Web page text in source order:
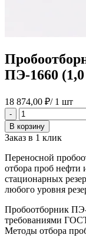
ПЭ-1660
18 874,00 ₽/ 1 шт
-
Количество
товара
Пробоотборник
для
нефти
и
масел
ПЭ-1660
л.)
В корзину
Заказ в 1 клик
Переносной
отбора проб нефти
стационарных
любого уровня
Пробоотборник ПЭ-
требованиями
Методы отбора